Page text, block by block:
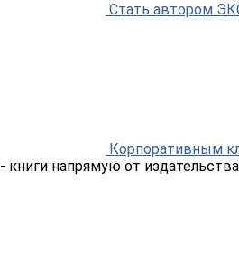
Стать автором
Корпоративным
- книги напрямую от издательства